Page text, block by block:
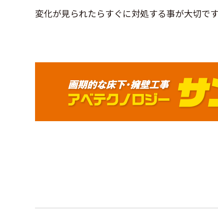
変化が見られたらすぐに対処する事が大切で